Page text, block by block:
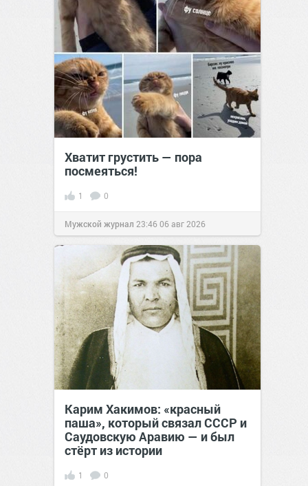
Хватит грустить — пора
посмеяться!
1 0
Мужской журнал 23:4606 авг 2026
Карим Хакимов: «красный
паша», который связал СССР и
Саудовскую Аравию — и был
стёрт из истории
1 0